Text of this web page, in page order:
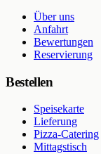
Über uns
Anfahrt
Bewertungen
Reservierung
Bestellen
Speisekarte
Lieferung
Pizza-Catering
Mittagstisch